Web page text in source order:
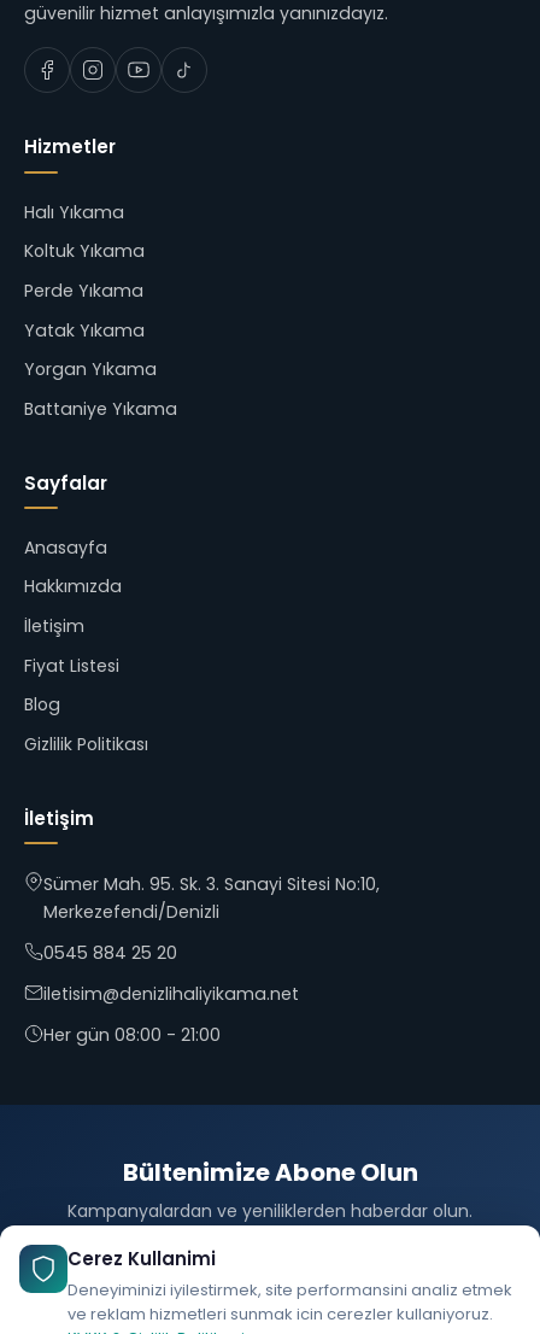
güvenilir hizmet anlayışımızla yanınızdayız.
Hizmetler
Halı Yıkama
Koltuk Yıkama
Perde Yıkama
Yatak Yıkama
Yorgan Yıkama
Battaniye Yıkama
Sayfalar
Anasayfa
Hakkımızda
İletişim
Fiyat Listesi
Blog
Gizlilik Politikası
İletişim
Sümer Mah. 95. Sk. 3. Sanayi Sitesi No:10,
Merkezefendi/Denizli
0545 884 25 20
iletisim@denizlihaliyikama.net
Her gün 08:00 - 21:00
Bültenimize Abone Olun
Kampanyalardan ve yeniliklerden haberdar olun.
Cerez Kullanimi
Deneyiminizi iyilestirmek, site performansini analiz etmek
ve reklam hizmetleri sunmak icin cerezler kullaniyoruz.